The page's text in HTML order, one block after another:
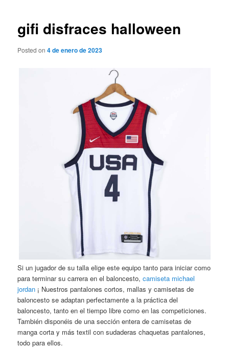
gifi disfraces halloween
Posted on4 de enero de 2023
Si un jugador de su talla elige este equipo tanto para iniciar como
para terminar su carrera en el baloncesto,camiseta michael
jordan ¡ Nuestros pantalones cortos, mallas y camisetas de
baloncesto se adaptan perfectamente a la práctica del
baloncesto, tanto en el tiempo libre como en las competiciones.
También disponéis de una sección entera de camisetas de
manga corta y más textil con sudaderas chaquetas pantalones,
todo para ellos.